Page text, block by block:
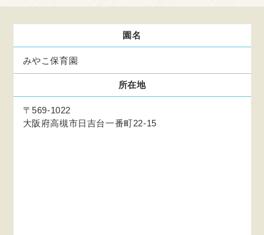
園名
みやこ保育園
所在地
〒569-1022
大阪府高槻市日吉台一番町22-15